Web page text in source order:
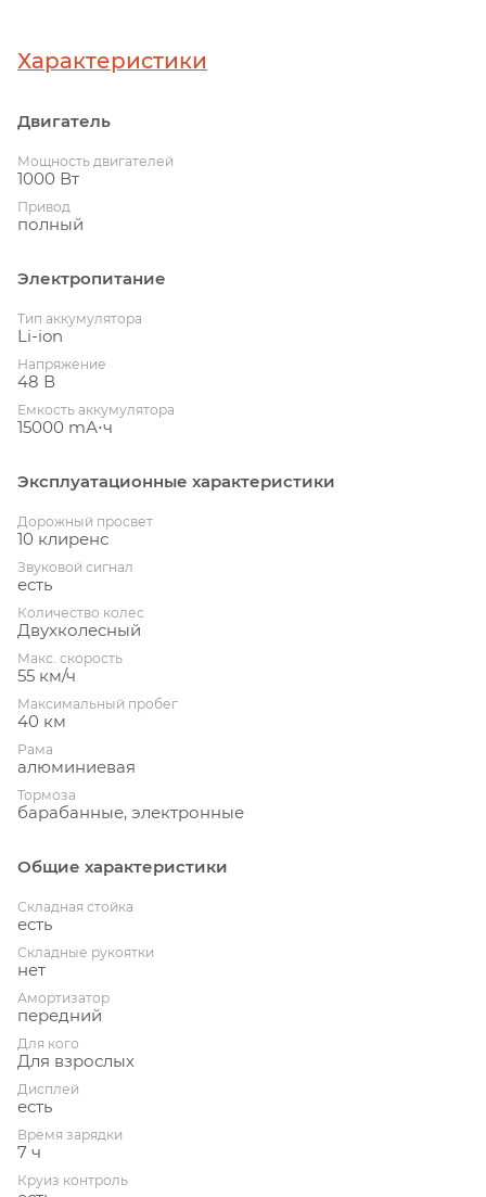
Характеристики
Двигатель
Мощность двигателей
1000 Вт
Привод
полный
Электропитание
Тип аккумулятора
Li-ion
Напряжение
48 В
Емкость аккумулятора
15000 mА⋅ч
Эксплуатационные характеристики
Дорожный просвет
10 клиренс
Звуковой сигнал
есть
Количество колес
Двухколесный
Макс. скорость
55 км/ч
Максимальный пробег
40 км
Рама
алюминиевая
Тормоза
барабанные, электронные
Общие характеристики
Складная стойка
есть
Складные рукоятки
нет
Амортизатор
передний
Для кого
Для взрослых
Дисплей
есть
Время зарядки
7 ч
Круиз контроль